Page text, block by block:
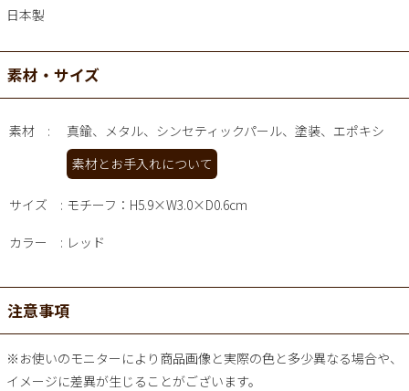
日本製
素材・サイズ
素材
真鍮、メタル、シンセティックパール、塗装、エポキシ
素材とお手入れについて
サイズ モチーフ：H5.9×W3.0×D0.6cm
カラー レッド
注意事項
※お使いのモニターにより商品画像と実際の色と多少異なる場合や、
イメージに差異が生じることがございます。